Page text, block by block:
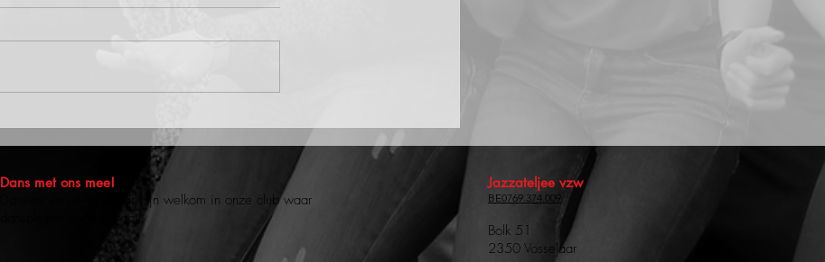
Dans met ons mee!
Dansers van 4 - 99 jaar zijn welkom in onze club waar
dansplezier voorop staat!
Jazzateljee vzw
BE0769.374.009
Bolk 51
2350 Vosselaar